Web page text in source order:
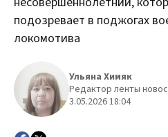
подозревает в поджогах
локомотива
Ульяна Химяк
Редактор ленты
3.05.2026 18:04